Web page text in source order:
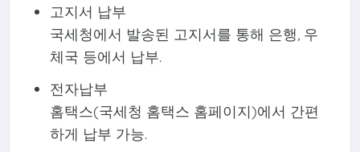
고지서 납부
국세청에서 발송된 고지서를 통해 은행, 우
체국 등에서 납부.
전자납부
홈택스(국세청 홈택스 홈페이지)에서 간편
하게 납부 가능.